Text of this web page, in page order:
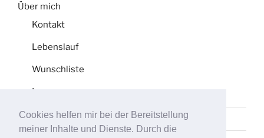
Cookies helfen mir bei der Bereitstellung
meiner Inhalte und Dienste. Durch die
Über mich
Kontakt
Lebenslauf
Wunschliste
Impressum
Datenschutz